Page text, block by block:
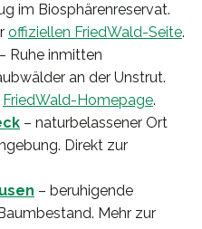
im Biosphärenreservat.
offiziellen FriedWald-Seite.
– Ruhe inmitten
an der Unstrut.
FriedWald-Homepage.
– naturbelassener Ort
Direkt zur
– beruhigende
Mehr zur